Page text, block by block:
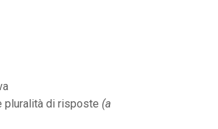
pluralità di risposte (a